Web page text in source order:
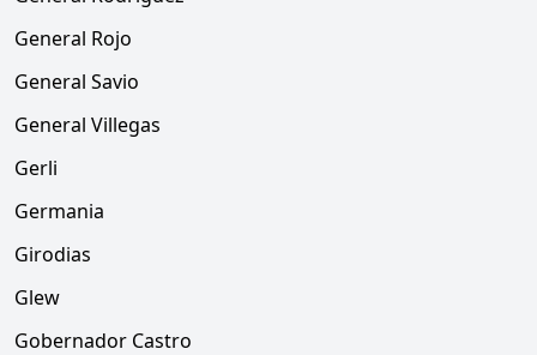
General Rojo
General Savio
General Villegas
Gerli
Germania
Girodias
Glew
Gobernador Castro